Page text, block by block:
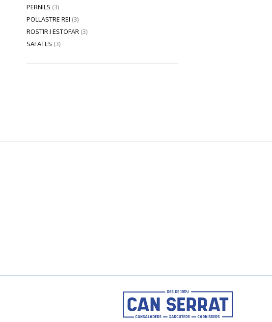
PERNILS (3)
POLLASTRE REI (3)
ROSTIR I ESTOFAR (3)
SAFATES (3)